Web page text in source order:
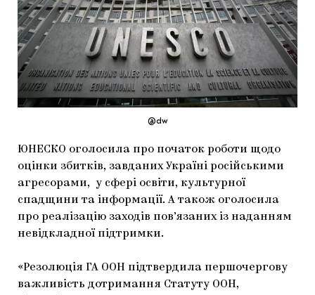
THE UKRAINIAN PAVILION AT VENICE BIENNALE
2022
МАРІУПОЛЬСЬКІ МАРГІНАЛІЇ
ДОСЛІДНИЦЬКА ПЛАТФОРМА
ЗАПАЛЕННЯ
CARPATHIAN CULT ПРО РІЗДВЯНІ СВЯТА
@dw
ЮНЕСКО оголосила про початок роботи щодо
оцінки збитків, завданих Україні російськими
агресорами, у сфері освіти, культурної
спадщини та інформації. А також оголосила
про реалізацію заходів пов’язаних із наданням
невідкладної підтримки.
«Резолюція ГА ООН підтвердила першочергову
важливість дотримання Статуту ООН,